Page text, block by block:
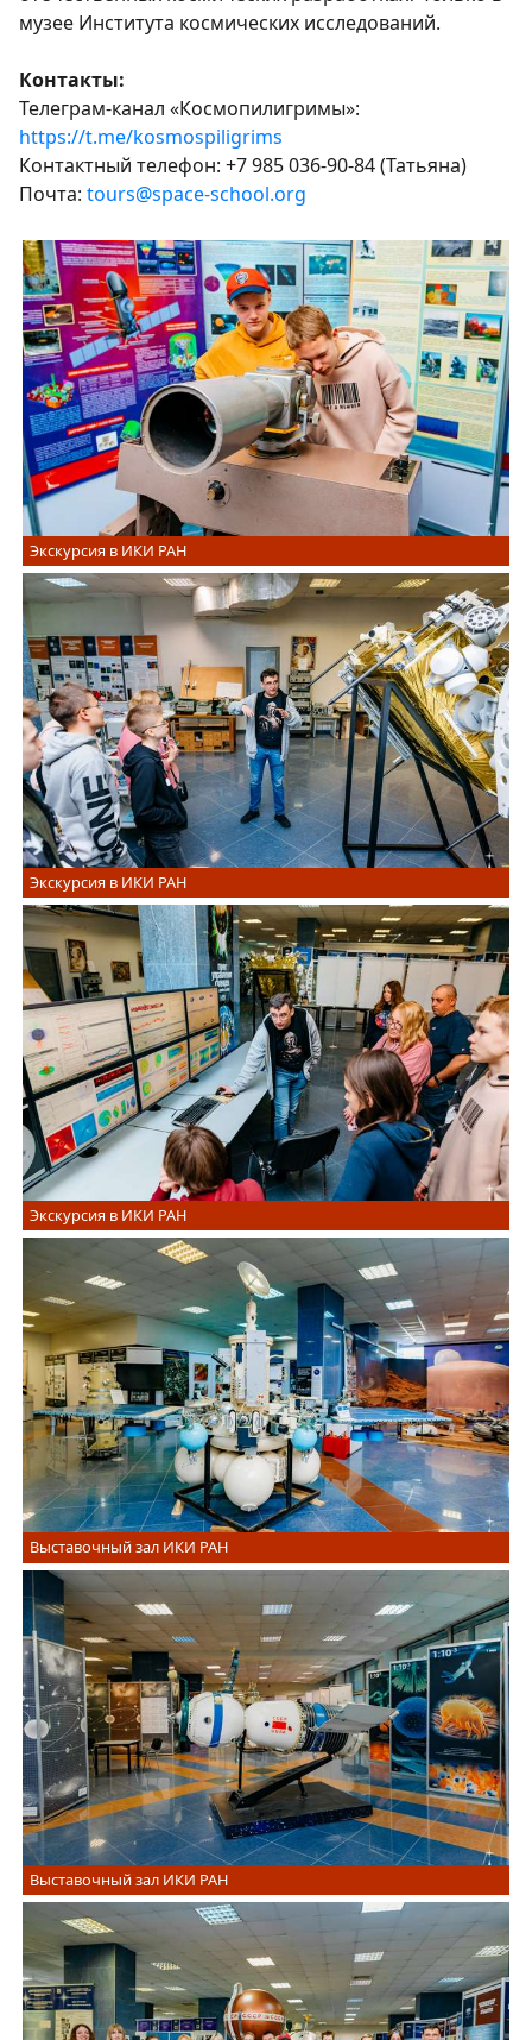
музее Института космических исследований.
Контакты:
Телеграм-канал «Космопилигримы»:
https://t.me/kosmospiligrims
Контактный телефон: +7 985 036-90-84 (Татьяна)
Почта: tours@space-school.org
Экскурсия в ИКИ РАН
Экскурсия в ИКИ РАН
Экскурсия в ИКИ РАН
Выставочный зал ИКИ РАН
Выставочный зал ИКИ РАН